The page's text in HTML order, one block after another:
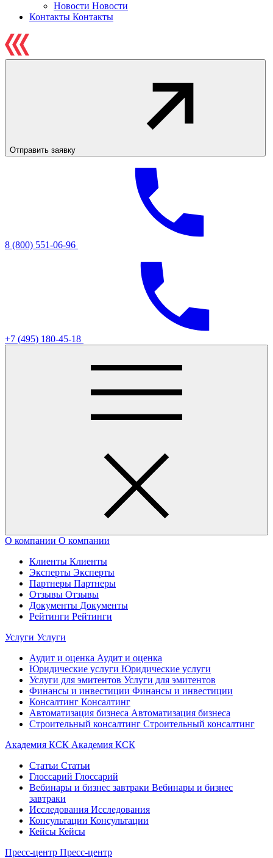
Новости Новости
Контакты Контакты
Отправить заявку
8 (800) 551-06-96
+7 (495) 180-45-18
О компании О компании
Клиенты Клиенты
Эксперты Эксперты
Партнеры Партнеры
Отзывы Отзывы
Документы Документы
Рейтинги Рейтинги
Услуги Услуги
Аудит и оценка Аудит и оценка
Юридические услуги Юридические услуги
Услуги для эмитентов Услуги для эмитентов
Финансы и инвестиции Финансы и инвестиции
Консалтинг Консалтинг
Автоматизация бизнеса Автоматизация бизнеса
Строительный консалтинг Строительный консалтинг
Академия КСК Академия КСК
Статьи Статьи
Глоссарий Глоссарий
Вебинары и бизнес завтраки Вебинары и бизнес
завтраки
Исследования Исследования
Консультации Консультации
Кейсы Кейсы
Пресс-центр Пресс-центр